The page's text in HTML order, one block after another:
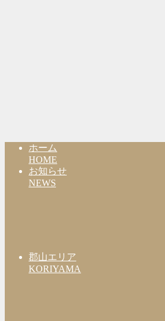
ホーム
HOME
お知らせ
NEWS
郡山エリア
KORIYAMA